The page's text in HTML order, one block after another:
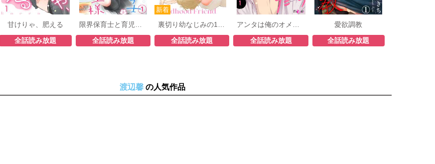
甘けりゃ、肥える
全話読み放題 全話読み放題 全話読み放題 全話読み放題
愛欲調教
全話読み放題
渡辺馨 の人気作品